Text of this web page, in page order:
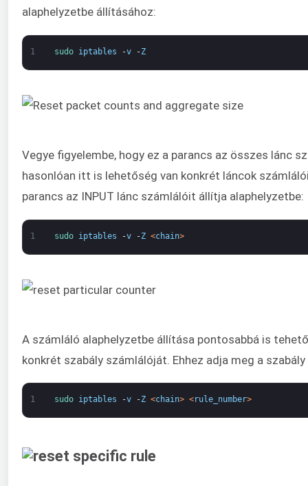
alaphelyzetbe állításához:
1 sudo iptables -v -Z
Vegye figyelembe, hogy ez a parancs az összes lánc
hasonlóan itt is lehetőség van konkrét láncok
parancs az INPUT lánc számlálóit állítja alaphelyzetbe:
1 sudo iptables -v -Z <chain>
A számláló alaphelyzetbe állítása pontosabbá is
konkrét szabály számlálóját. Ehhez adja meg a
1 sudo iptables -v -Z <chain> <rule_number>